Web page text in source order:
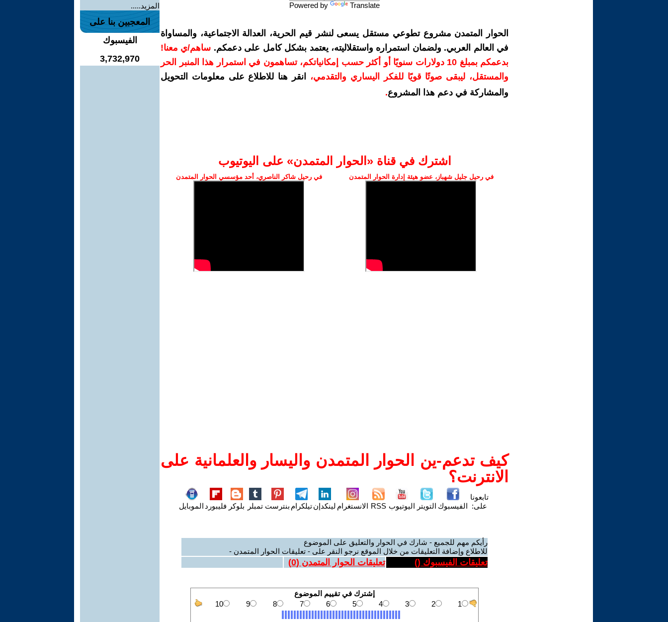
Powered by Translate
الحوار المتمدن مشروع تطوعي مستقل يسعى لنشر قيم الحرية، العدالة الاجتماعية، والمساواة
في العالم العربي. ولضمان استمراره واستقلاليته، يعتمد بشكل كامل على دعمكم. ساهم/ي معنا!
بدعمكم بمبلغ 10 دولارات سنويًا أو أكثر حسب إمكانياتكم، تساهمون في استمرار هذا المنبر الحر
والمستقل، ليبقى صوتًا قويًا للفكر اليساري والتقدمي،
انقر هنا للاطلاع على معلومات التحويل
والمشاركة في دعم هذا المشروع.
اشترك في قناة ‫«الحوار المتمدن» على اليوتيوب
في رحيل جليل شهباز، عضو هيئة إدارة الحوار المتمدن في رحيل شاكر الناصري، أحد مؤسسي الحوار المتمدن
كيف تدعم-ين الحوار المتمدن واليسار والعلمانية على
الانترنت؟
تابعونا
على: الفيسبوك التويتر اليوتيوب RSS الانستغرام لينكدإنتيلكرام بنترست تمبلر بلوكر فليبورد الموبايل
رأيكم مهم للجميع - شارك في الحوار والتعليق على الموضوع
للاطلاع وإضافة التعليقات من خلال الموقع نرجو النقر على - تعليقات الحوار المتمدن -
تعليقات الفيسبوك () تعليقات الحوار المتمدن (0
)
المزيد.....
المعجبين بنا على
الفيسبوك
3,732,970